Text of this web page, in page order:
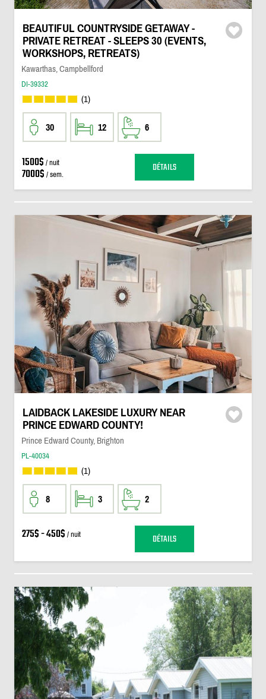
BEAUTIFUL COUNTRYSIDE GETAWAY -
PRIVATE RETREAT - SLEEPS 30 (EVENTS,
WORKSHOPS, RETREATS)
Kawarthas, Campbellford
DI-39332
(1)
30 12 6
1500$ / nuit
7000$ / sem. DÉTAILS
LAIDBACK LAKESIDE LUXURY NEAR
PRINCE EDWARD COUNTY!
Prince Edward County, Brighton
PL-40034
(1)
8 3 2
275$ - 450$ / nuit DÉTAILS